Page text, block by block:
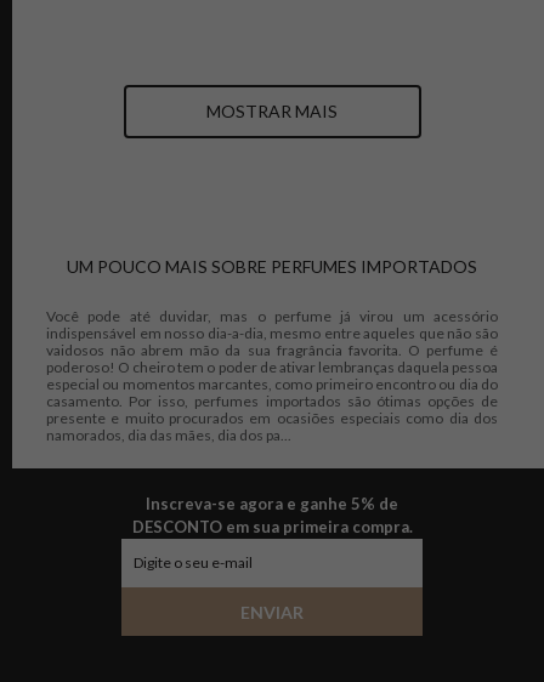
MOSTRAR MAIS
UM POUCO MAIS SOBRE PERFUMES IMPORTADOS
Você pode até duvidar, mas o perfume já virou um acessório
indispensável em nosso dia-a-dia, mesmo entre aqueles que não são
vaidosos não abrem mão da sua fragrância favorita. O perfume é
poderoso! O cheiro tem o poder de ativar lembranças daquela pessoa
especial ou momentos marcantes, como primeiro encontro ou dia do
casamento. Por isso, perfumes importados são ótimas opções de
presente e muito procurados em ocasiões especiais como dia dos
namorados, dia das mães, dia dos pa...
Inscreva-se agora e ganhe 5% de
DESCONTO em sua primeira compra.
ENVIAR